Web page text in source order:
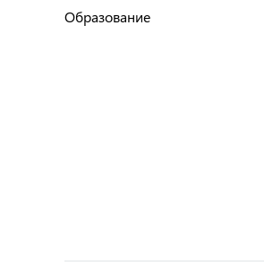
Образование